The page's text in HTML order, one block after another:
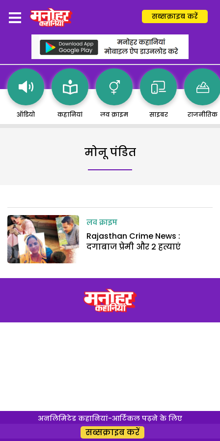
सब्सक्राइब करें
ऑडियो कहानियां लव क्राइम साइबर राजनीतिक
मोनू पंडित
लव क्राइम
Rajasthan Crime News :
दगाबाज प्रेमी और 2 हत्याएं
अनलिमिटेड कहानियां-आर्टिकल पढ़ने के लिए
सब्सक्राइब करें